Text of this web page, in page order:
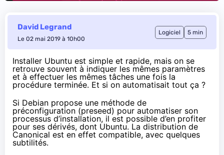
David Legrand
Le 02 mai 2019 à 10h00
Logiciel 5 min
Installer Ubuntu est simple et rapide, mais on se
retrouve souvent à indiquer les mêmes paramètres
et à effectuer les mêmes tâches une fois la
procédure terminée. Et si on automatisait tout ça ?
Si Debian propose une méthode de
préconfiguration (preseed) pour automatiser son
processus d’installation, il est possible d’en profiter
pour ses dérivés, dont Ubuntu. La distribution de
Canonical est en effet compatible, avec quelques
subtilités.